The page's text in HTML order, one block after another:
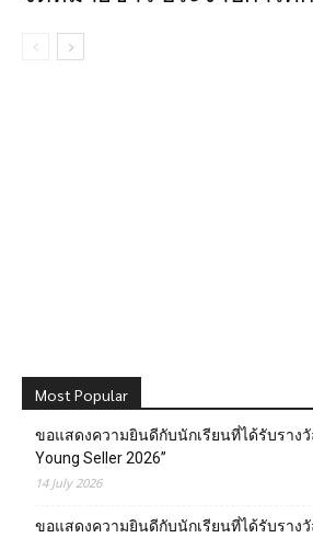
Most Popular
ขอแสดงความยินดีกับนักเรียนที่ได้รับรางวั
Young Seller 2026”
14 July 2026
ขอแสดงความยินดีกับนักเรียนที่ได้รับราง